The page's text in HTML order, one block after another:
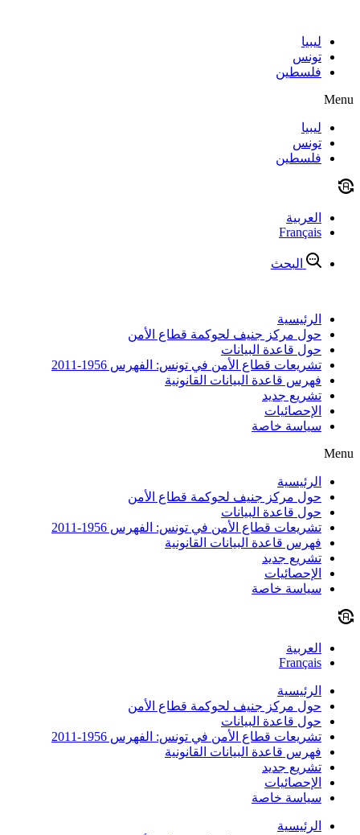
contentليبيا
تونس
فلسطين
Menu
ليبيا
تونس
فلسطين
العربية
Français
البحث
الرئيسية
حول مركز جنيف لحوكمة قطاع الأمن
حول قاعدة البيانات
تشريعات قطاع الأمن في تونس: الفهرس 1956-2011
فهرس قاعدة البيانات القانونية
تشريع جديد
الإحصائيات
سياسة خاصة
Menu
الرئيسية
حول مركز جنيف لحوكمة قطاع الأمن
حول قاعدة البيانات
تشريعات قطاع الأمن في تونس: الفهرس 1956-2011
فهرس قاعدة البيانات القانونية
تشريع جديد
الإحصائيات
سياسة خاصة
العربية
Français
الرئيسية
حول مركز جنيف لحوكمة قطاع الأمن
حول قاعدة البيانات
تشريعات قطاع الأمن في تونس: الفهرس 1956-2011
فهرس قاعدة البيانات القانونية
تشريع جديد
الإحصائيات
سياسة خاصة
الرئيسية